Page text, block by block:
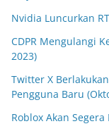
Nvidia Luncurkan
CDPR Mengulangi
2023)
Twitter X
Pengguna Baru
Roblox Akan